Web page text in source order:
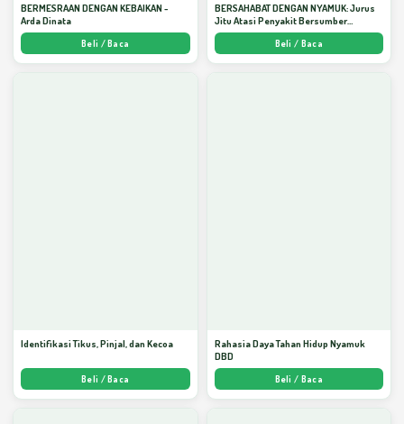
BERMESRAAN DENGAN KEBAIKAN -
Arda Dinata
Beli / Baca
BERSAHABAT DENGAN NYAMUK: Jurus
Jitu Atasi Penyakit Bersumber
Nyamuk - Arda Dinata
Beli / Baca
Identifikasi Tikus, Pinjal, dan Kecoa
Beli / Baca
Rahasia Daya Tahan Hidup Nyamuk
DBD
Beli / Baca